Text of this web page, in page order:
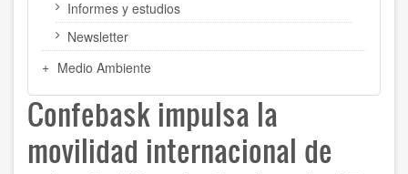
Informes y estudios
Newsletter
Medio Ambiente
Confebask impulsa la
movilidad internacional de